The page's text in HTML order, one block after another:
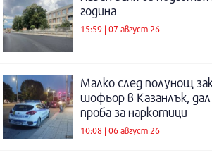
година
15:59 | 07 август 26
Малко след полунощ
шофьор в Казанлък,
проба за наркотици
10:08 | 06 август 26